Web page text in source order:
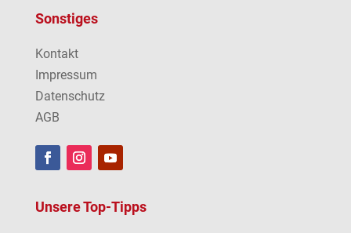
Sonstiges
Kontakt
Impressum
Datenschutz
AGB
Unsere Top-Tipps